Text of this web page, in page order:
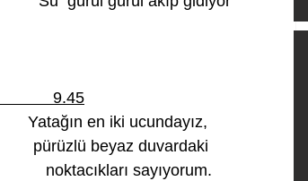
9.45
Yatağın en iki ucundayız,
pürüzlü beyaz duvardaki
noktacıkları sayıyorum.